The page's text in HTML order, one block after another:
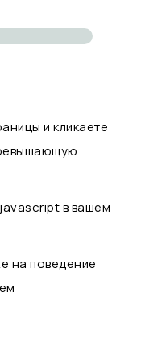
и кликаете
в вашем
на поведение